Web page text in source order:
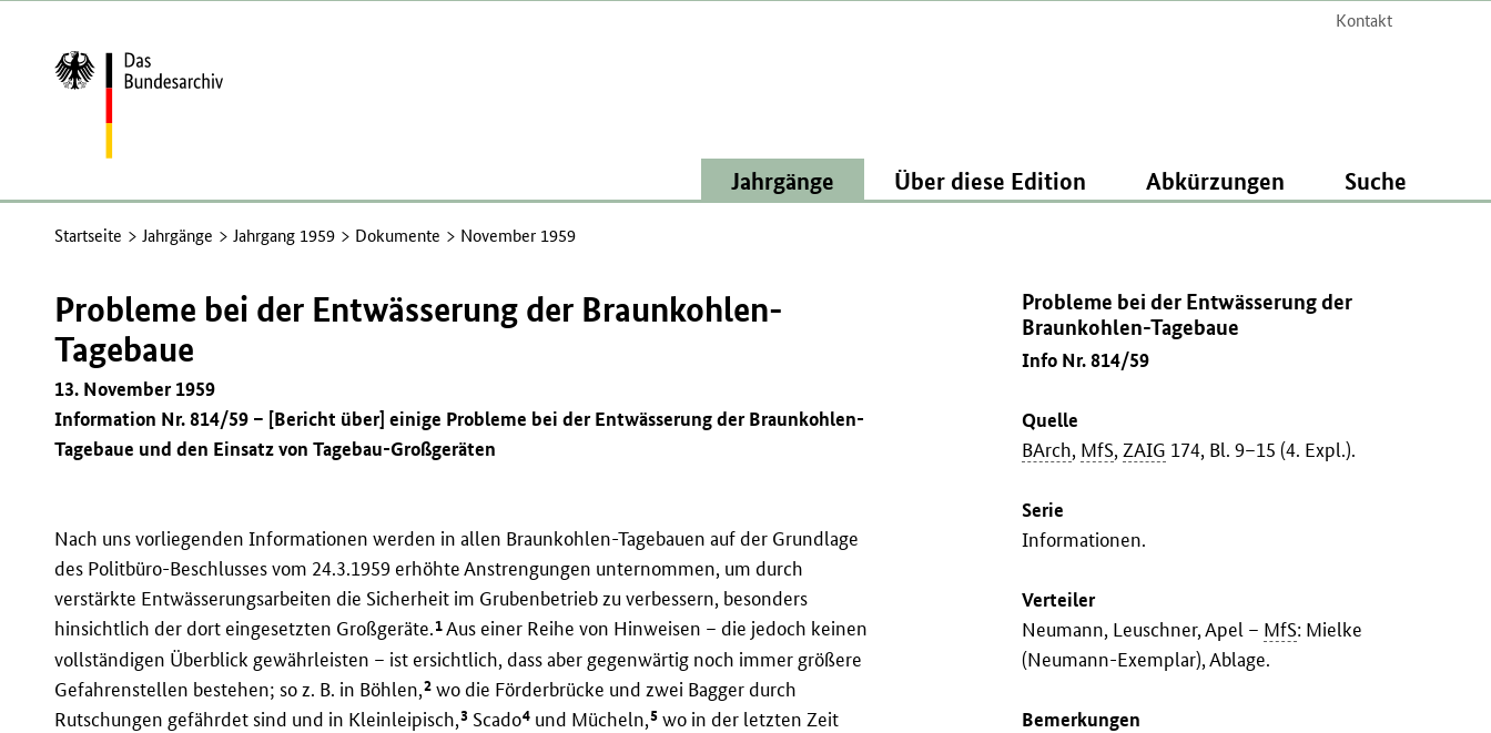
Kontakt
Zur
Startseite
Jahrgänge Über diese Edition Abkürzungen Suche
Startseite Jahrgänge Jahrgang 1959 Dokumente November 1959
Probleme bei der Entwässerung der
Braunkohlen-Tagebaue
Info Nr. 814/59
Quelle
BArch, MfS,ZAIG 174, Bl. 9–15 (4. Expl.).
Serie
Informationen.
Verteiler
Neumann, Leuschner, Apel – MfS: Mielke
(Neumann-Exemplar), Ablage.
Bemerkungen
Probleme bei der Entwässerung der Braunkohlen-
Tagebaue
13. November 1959
Information Nr. 814/59 – [Bericht über] einige Probleme bei der Entwässerung der Braunkohlen-
Tagebaue und den Einsatz von Tagebau-Großgeräten
Nach uns vorliegenden Informationen werden in allen Braunkohlen-Tagebauen auf der Grundlage
des Politbüro-Beschlusses vom 24.3.1959 erhöhte Anstrengungen unternommen, um durch
verstärkte Entwässerungsarbeiten die Sicherheit im Grubenbetrieb zu verbessern, besonders
hinsichtlich der dort eingesetzten Großgeräte.1Aus einer Reihe von Hinweisen – die jedoch keinen
vollständigen Überblick gewährleisten – ist ersichtlich, dass aber gegenwärtig noch immer größere
Gefahrenstellen bestehen; so z. B. in Böhlen,2 wo die Förderbrücke und zwei Bagger durch
Rutschungen gefährdet sind und in Kleinleipisch,3 Scado4 und Mücheln,5 wo in der letzten Zeit